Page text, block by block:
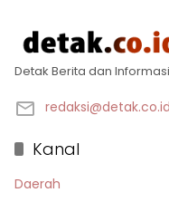
Detak Berita dan
redaksi@detak.co.id
Kanal
Daerah